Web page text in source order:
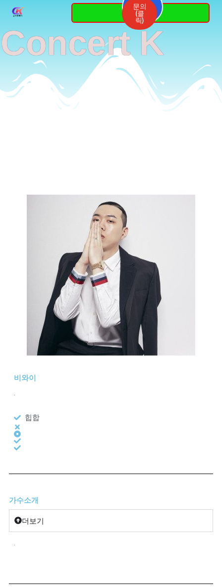
content
Concert K
3764-
7337
문의
(클
릭)
비와이
.
힙합
가수소개
더보기